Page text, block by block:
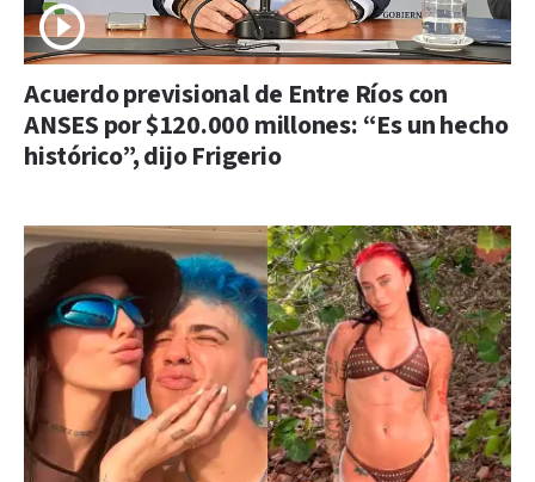
Acuerdo previsional de Entre Ríos con
ANSES por $120.000 millones: “Es un hecho
histórico”, dijo Frigerio